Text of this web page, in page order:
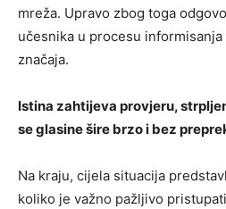
mreža. Upravo zbog toga
učesnika u procesu
značaja.
Istina zahtijeva provjeru,
se glasine šire brzo i bez
Na kraju, cijela situacija
koliko je važno pažljivo